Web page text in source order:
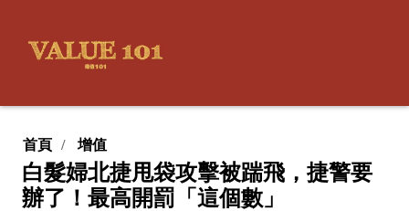
首頁 增值
白髮婦北捷甩袋攻擊被踹飛，捷警要
辦了！最高開罰「這個數」